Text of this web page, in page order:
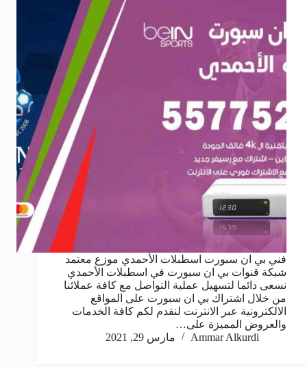
فني بي ان سبورت اسطبلات الأحمدي موزع معتمد
شبكة قنوات بي ان سبورت في اسطبلات الأحمدي
نسعى دائما لتسهيل عملية التواصل مع كافة عملائنا
من خلال اشتراك بي ان سبورت على المواقع
الالكترونية عبر الانترنت لنقدم لكم كافة الخدمات
والعروض المميزة على…
Ammar Alkurdi
مارس 29, 2021